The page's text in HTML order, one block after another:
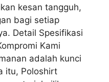
kesan tangguh,
bagi setiap
Detail Spesifikasi
Kami
adalah kunci
itu, Poloshirt